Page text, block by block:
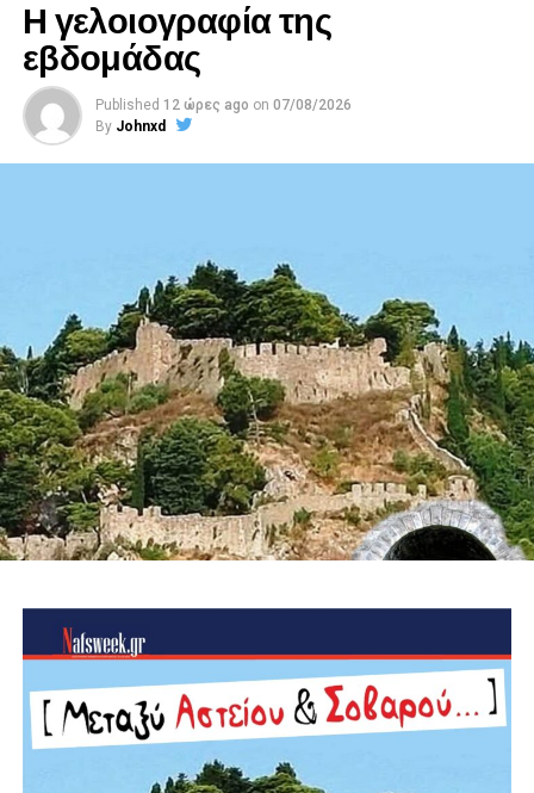
Η γελοιογραφία της
εβδομάδας
Published 12 ώρες ago on 07/08/2026
By Johnxd